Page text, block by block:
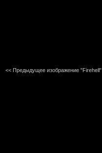
<< Предыдущее изображение "Firehell"